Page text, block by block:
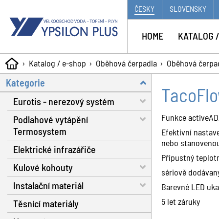
Katalog / e-shop Oběhová čerpadla Oběhová
Funkce
Efektivní
nebo
Přípustný
sériově
Barevné LED
5 let záruky
Kategorie
Eurotis - nerezový systém
Trubky - voda, plyn, solár
Matice a těsnění
Fitinky s dosedací plochou
Nářadí
Plynové hadice
Příslušenství
Podlahové vytápění
Termosystem
Trubky
Dilatační pásy
Fixační spony
Systémové izolační desky
Elektrické infrazářiče
Kulové kohouty
Voda RB do 130 °C
Voda RB do 160 °C
Instalační materiál
Separátor nečistot
Těsnící materiály
ČESKY SLOVENSKY
HOME KATALOG